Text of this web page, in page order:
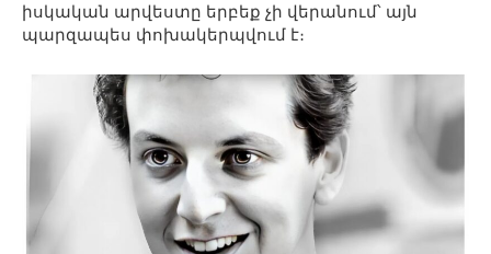
իսկական արվեստը երբեք չի վերանում՝ այն
պարզապես փոխակերպվում է։